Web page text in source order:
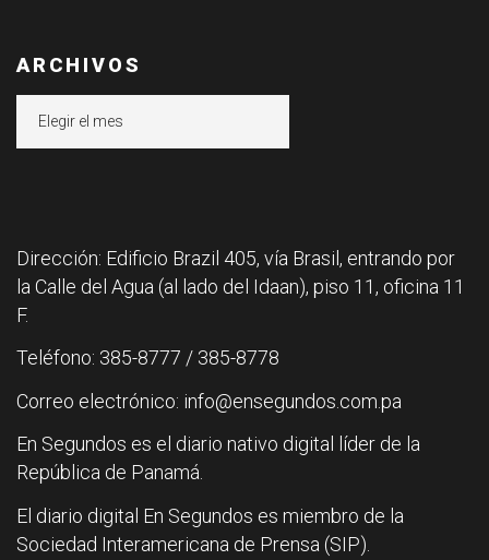
ARCHIVOS
Dirección: Edificio Brazil 405, vía Brasil, entrando por
la Calle del Agua (al lado del Idaan), piso 11, oficina 11
F.
Teléfono: 385-8777 / 385-8778
Correo electrónico: info@ensegundos.com.pa
En Segundos es el diario nativo digital líder de la
República de Panamá.
El diario digital En Segundos es miembro de la
Sociedad Interamericana de Prensa (SIP).